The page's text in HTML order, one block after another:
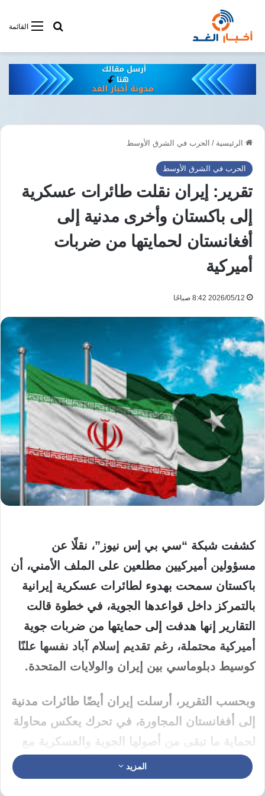
القائمةأبحت فى
الرئيسية / الحرب في الشرق الأوسط
الحرب في الشرق الأوسط
تقرير: إيران نقلت طائرات عسكرية
إلى باكستان وأخرى مدنية إلى
أفغانستان لحمايتها من ضربات
أميركية
2026/05/12 8:42 صباحًا
كشفت شبكة “سي بي إس نيوز”، نقلًا عن
مسؤولين أميركيين مطلعين على الملف الأمني، أن
باكستان سمحت بهدوء لطائرات عسكرية إيرانية
بالتمركز داخل قواعدها الجوية، في خطوة قالت
التقارير إنها هدفت إلى حمايتها من ضربات جوية
أميركية محتملة، رغم تقديم إسلام آباد نفسها علنًا
كوسيط دبلوماسي بين إيران والولايات المتحدة.
وبحسب التقرير، أرسلت إيران أيضًا طائرات مدنية
إلى أفغانستان المجاورة، في تحرك يعكس محاولة
لحماية ما تبقى من أصولها الجوية والعسكرية مع
اتساع رقعة المواجهة العسكرية.
وأشار مسؤولون
أميركيون إلى أن هذه التحركات جاءت بعد أيام من
المزيد